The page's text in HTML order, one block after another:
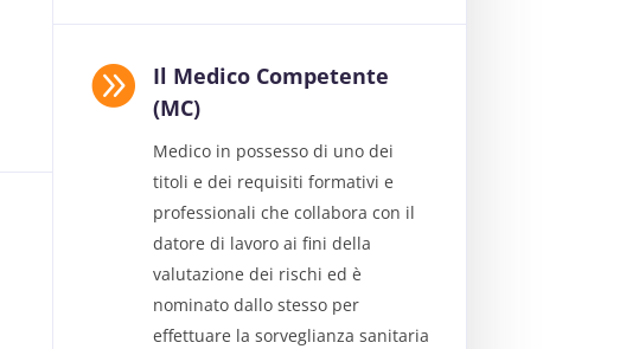

Il Medico Competente
(MC)
Medico in possesso di uno dei
titoli e dei requisiti formativi e
professionali che collabora con il
datore di lavoro ai fini della
valutazione dei rischi ed è
nominato dallo stesso per
effettuare la sorveglianza sanitaria